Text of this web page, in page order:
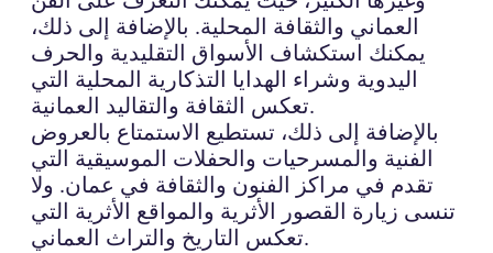
العماني والثقافة المحلية. بالإضافة إلى ذلك،
يمكنك استكشاف الأسواق التقليدية والحرف
اليدوية وشراء الهدايا التذكارية المحلية التي
تعكس الثقافة والتقاليد العمانية.
بالإضافة إلى ذلك، تستطيع الاستمتاع بالعروض
الفنية والمسرحيات والحفلات الموسيقية التي
تقدم في مراكز الفنون والثقافة في عمان. ولا
تنسى زيارة القصور الأثرية والمواقع الأثرية التي
تعكس التاريخ والتراث العماني.